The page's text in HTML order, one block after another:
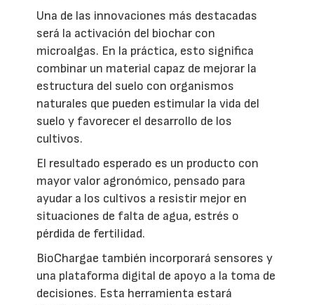
Una de las innovaciones más destacadas
será la activación del biochar con
microalgas. En la práctica, esto significa
combinar un material capaz de mejorar la
estructura del suelo con organismos
naturales que pueden estimular la vida del
suelo y favorecer el desarrollo de los
cultivos.
El resultado esperado es un producto con
mayor valor agronómico, pensado para
ayudar a los cultivos a resistir mejor en
situaciones de falta de agua, estrés o
pérdida de fertilidad.
BioChargae también incorporará sensores y
una plataforma digital de apoyo a la toma de
decisiones. Esta herramienta estará